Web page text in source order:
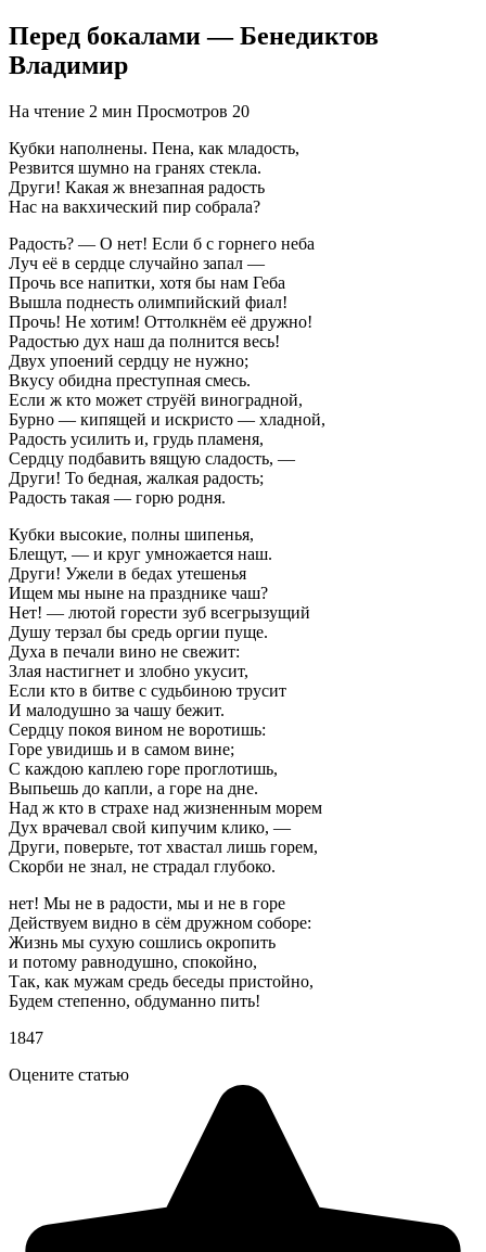
Перед бокалами — Бенедиктов
Владимир
На чтение 2 мин Просмотров 20
Кубки наполнены. Пена, как младость,
Резвится шумно на гранях стекла.
Други! Какая ж внезапная радость
Нас на вакхический пир собрала?
Радость? — О нет! Если б с горнего неба
Луч её в сердце случайно запал —
Прочь все напитки, хотя бы нам Геба
Вышла поднесть олимпийский фиал!
Прочь! Не хотим! Оттолкнём её дружно!
Радостью дух наш да полнится весь!
Двух упоений сердцу не нужно;
Вкусу обидна преступная смесь.
Если ж кто может струёй виноградной,
Бурно — кипящей и искристо — хладной,
Радость усилить и, грудь пламеня,
Сердцу подбавить вящую сладость, —
Други! То бедная, жалкая радость;
Радость такая — горю родня.
Кубки высокие, полны шипенья,
Блещут, — и круг умножается наш.
Други! Ужели в бедах утешенья
Ищем мы ныне на празднике чаш?
Нет! — лютой горести зуб всегрызущий
Душу терзал бы средь оргии пуще.
Духа в печали вино не свежит:
Злая настигнет и злобно укусит,
Если кто в битве с судьбиною трусит
И малодушно за чашу бежит.
Сердцу покоя вином не воротишь:
Горе увидишь и в самом вине;
С каждою каплею горе проглотишь,
Выпьешь до капли, а горе на дне.
Над ж кто в страхе над жизненным морем
Дух врачевал свой кипучим клико, —
Други, поверьте, тот хвастал лишь горем,
Скорби не знал, не страдал глубоко.
нет! Мы не в радости, мы и не в горе
Действуем видно в сём дружном соборе:
Жизнь мы сухую сошлись окропить
и потому равнодушно, спокойно,
Так, как мужам средь беседы пристойно,
Будем степенно, обдуманно пить!
1847
Оцените статью